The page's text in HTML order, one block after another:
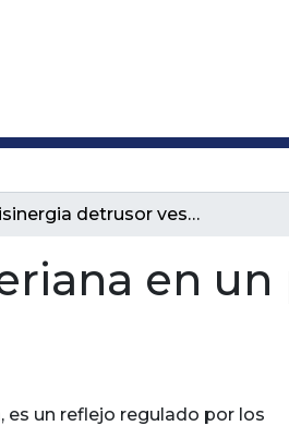
Disinergia detrusor vesico-esfinteriana en un paciente canino. Reporte de caso.
en un
es un reflejo regulado por los